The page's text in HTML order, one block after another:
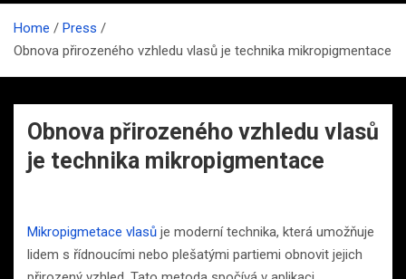
Home
Press
Obnova přirozeného vzhledu vlasů je technika mikropigmentace
Obnova přirozeného vzhledu vlasů
je technika mikropigmentace
Mikropigmetace vlasů je moderní technika, která umožňuje
lidem s řídnoucími nebo plešatými partiemi obnovit jejich